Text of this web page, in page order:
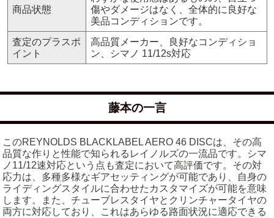
商品状態
傷やダメージはなく、全体的に良好な
美品コンディションです。
査定のプラスポ
イント
高品質メーカー、良好なコンディショ
ン、シマノ 11/12s対応
藤本の一言
このREYNOLDS BLACKLABEL AERO 46 DISCは、その高
品質な作りと性能で知られるレイノルズの一流品です。シマ
ノ11/12速対応という点も査定において高評価です。その対
応力は、多種多様なギアセッティングが可能であり、自身の
ライディングスタイルに合わせたカスタマイズが可能を意味
します。また、チューブレスタイヤとクリンチャータイヤの
両方に対応しており、これはあらゆる路面状況に適応できる